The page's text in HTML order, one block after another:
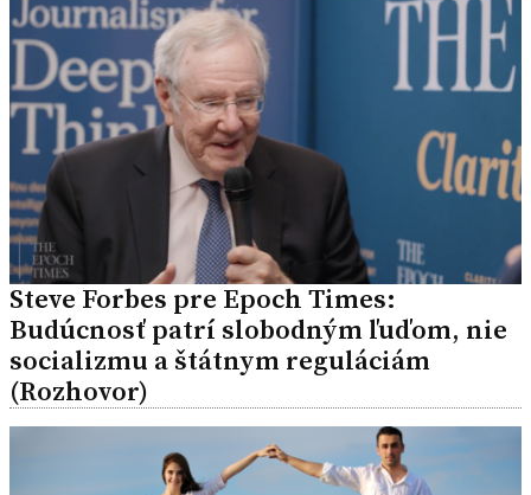
Steve Forbes pre Epoch Times:
Budúcnosť patrí slobodným ľuďom, nie
socializmu a štátnym reguláciám
(Rozhovor)